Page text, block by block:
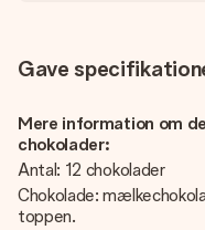
Gave
Mere information om
chokolader:
Antal: 12 chokolader
Chokolade:
toppen.